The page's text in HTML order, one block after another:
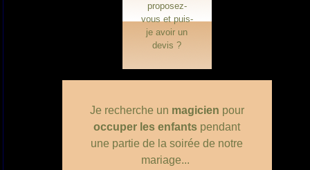
proposez-
vous et puis-
je avoir un
devis ?
Je recherche un magicien pour
occuper les enfants pendant
une partie de la soirée de notre
mariage...